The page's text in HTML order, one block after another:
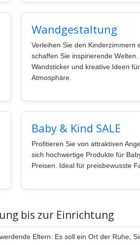
Wandgestaltung
Verleihen Sie den Kinderzimmern
schaffen Sie inspirierende
Wandsticker und kreative Ideen
Atmosphäre.
Baby & Kind SALE
Profitieren Sie von attraktiven
sich hochwertige Produkte für
Preisen. Ideal für preisbewusste
bis zur Einrichtung
Eltern. Es soll ein Ort der Ruhe,